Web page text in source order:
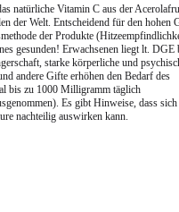
natürliche Vitamin C aus der
der Welt. Entscheidend für den hohen
der Produkte
gesunden! Erwachsenen liegt lt. DGE
starke körperliche und
andere Gifte erhöhen den Bedarf des
bis zu 1000 Milligramm täglich
Es gibt Hinweise, dass sich
nachteilig auswirken kann.